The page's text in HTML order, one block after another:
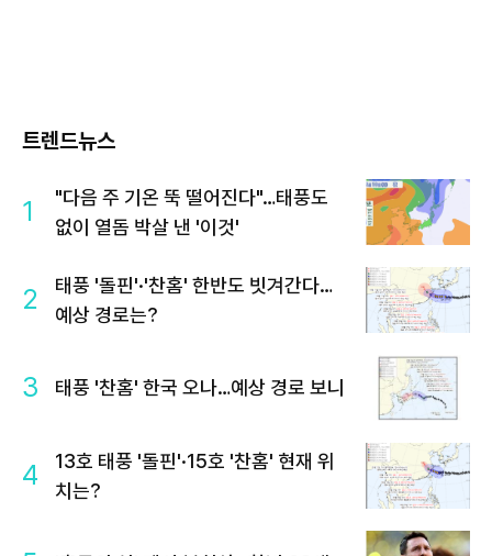
트렌드뉴스
1
"다음 주 기온 뚝 떨어진다"…태풍도
없이 열돔 박살 낸 '이것'
2
태풍 '돌핀'·'찬홈' 한반도 빗겨간다…
예상 경로는?
3 태풍 '찬홈' 한국 오나…예상 경로 보니
4
13호 태풍 '돌핀'·15호 '찬홈' 현재 위
치는?